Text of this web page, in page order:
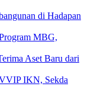
di Hadapan
MBG,
Aset Baru dari
IKN, Sekda